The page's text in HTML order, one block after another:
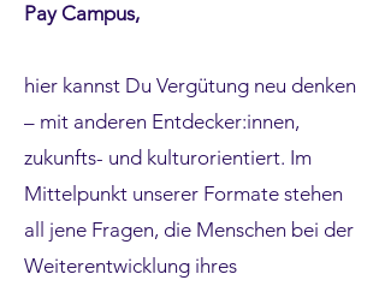
Pay Campus,
hier kannst Du Vergütung neu denken
– mit anderen Entdecker:innen,
zukunfts- und kulturorientiert. Im
Mittelpunkt unserer Formate stehen
all jene Fragen, die Menschen bei der
Weiterentwicklung ihres